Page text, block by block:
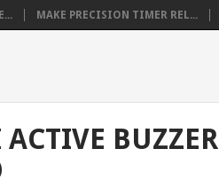
MAKE PRECISION TIMER REL...
BUZZER